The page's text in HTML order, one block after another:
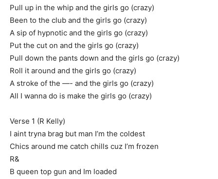
Pull up in the whip and the girls go (crazy)
Been to the club and the girls go (crazy)
A sip of hypnotic and the girls go (crazy)
Put the cut on and the girls go (crazy)
Pull down the pants down and the girls go (crazy)
Roll it around and the girls go (crazy)
A stroke of the —- and the girls go (crazy)
All I wanna do is make the girls go (crazy)
Verse 1 (R Kelly)
I aint tryna brag but man I’m the coldest
Chics around me catch chills cuz I’m frozen
R&
B queen top gun and Im loaded